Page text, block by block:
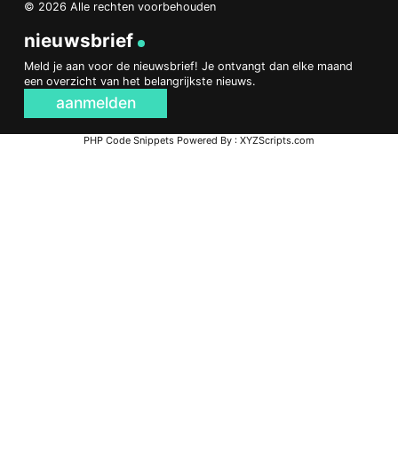
© 2026 Alle rechten voorbehouden
nieuwsbrief
Meld je aan voor de nieuwsbrief! Je ontvangt dan elke maand
een overzicht van het belangrijkste nieuws.
aanmelden
PHP Code Snippets Powered By : XYZScripts.com